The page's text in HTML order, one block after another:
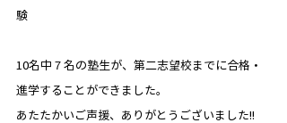
験
10名中７名の塾生が、第二志望校までに合格・
進学することができました。
あたたかいご声援、ありがとうございました!!